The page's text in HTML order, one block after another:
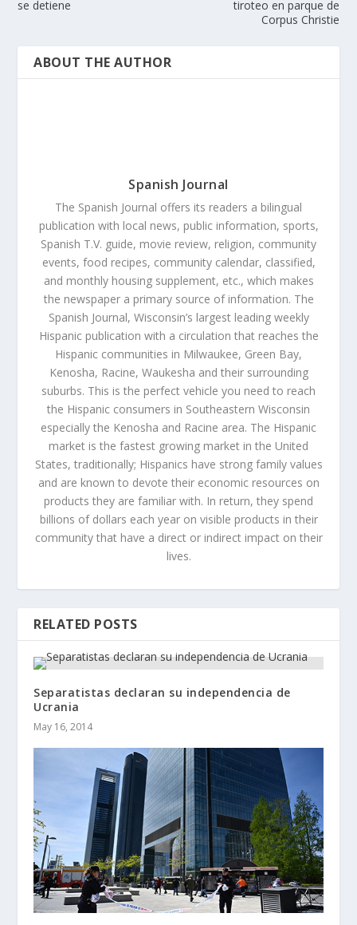
se detiene
tiroteo en parque de
Corpus Christie
ABOUT THE AUTHOR
Spanish Journal
The Spanish Journal offers its readers a bilingual
publication with local news, public information, sports,
Spanish T.V. guide, movie review, religion, community
events, food recipes, community calendar, classified,
and monthly housing supplement, etc., which makes
the newspaper a primary source of information. The
Spanish Journal, Wisconsin’s largest leading weekly
Hispanic publication with a circulation that reaches the
Hispanic communities in Milwaukee, Green Bay,
Kenosha, Racine, Waukesha and their surrounding
suburbs. This is the perfect vehicle you need to reach
the Hispanic consumers in Southeastern Wisconsin
especially the Kenosha and Racine area. The Hispanic
market is the fastest growing market in the United
States, traditionally; Hispanics have strong family values
and are known to devote their economic resources on
products they are familiar with. In return, they spend
billions of dollars each year on visible products in their
community that have a direct or indirect impact on their
lives.
RELATED POSTS
Separatistas declaran su independencia de
Ucrania
May 16, 2014